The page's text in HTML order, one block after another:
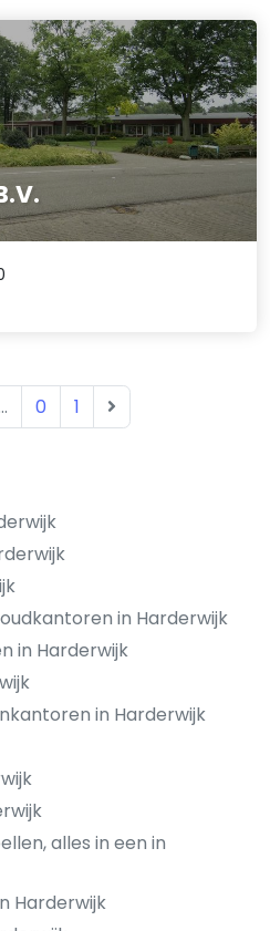
in Harderwijk
in Harderwijk
in Harderwijk
alles in een in
Harderwijk
0 1